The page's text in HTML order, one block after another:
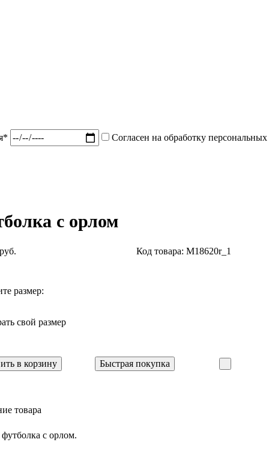
Согласен на обработку персональных
с орлом
Код товара: M18620r_1
размер:
свой размер
в корзину Быстрая покупка
товара
с орлом.